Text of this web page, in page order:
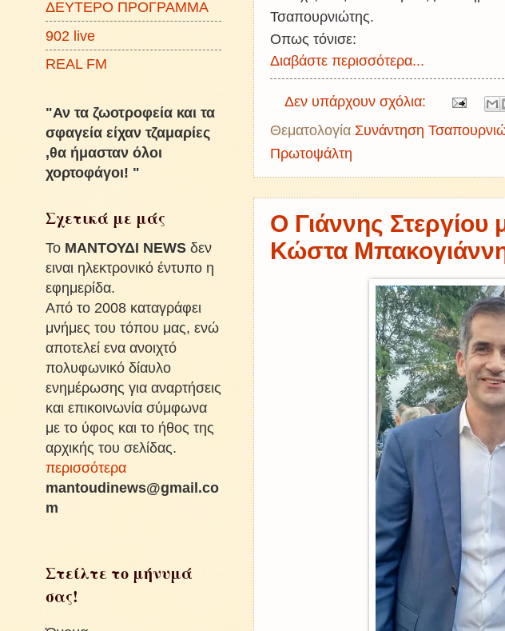
Τσαπουρνιώτης.
Οπως τόνισε:
Διαβάστε περισσότερα...
Δεν υπάρχουν σχόλια:
Θεματολογία Συνάντηση
Πρωτοψάλτη
Ο Γιάννης
Κώστα
ΔΕΥΤΕΡΟ ΠΡΟΓΡΑΜΜΑ
902 live
REAL FM
"Αν τα ζωοτροφεία και τα
σφαγεία είχαν τζαμαρίες
,θα ήμασταν όλοι
χορτοφάγοι! "
Σχετικά με μάς
To ΜΑΝΤΟΥΔΙ NEWS δεν
ειναι ηλεκτρονικό έντυπο η
εφημερίδα.
Από το 2008 καταγράφει
μνήμες του τόπου μας, ενώ
αποτελεί ενα ανοιχτό
πολυφωνικό δίαυλο
ενημέρωσης για αναρτήσεις
και επικοινωνία σύμφωνα
με το ύφος και το ήθος της
αρχικής του σελίδας.
περισσότερα
mantoudinews@gmail.co
m
Στείλτε το μήνυμά
σας!